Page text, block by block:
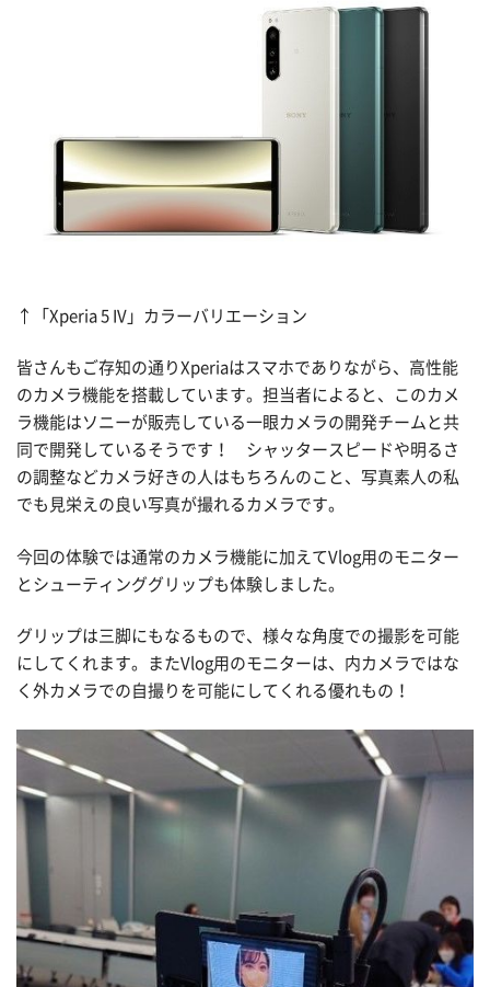
↑「Xperia 5 IV」カラーバリエーション
皆さんもご存知の通りXperiaはスマホでありながら、高性能
のカメラ機能を搭載しています。担当者によると、このカメ
ラ機能はソニーが販売している一眼カメラの開発チームと共
同で開発しているそうです！ シャッタースピードや明るさ
の調整などカメラ好きの人はもちろんのこと、写真素人の私
でも見栄えの良い写真が撮れるカメラです。
今回の体験では通常のカメラ機能に加えてVlog用のモニター
とシューティンググリップも体験しました。
グリップは三脚にもなるもので、様々な角度での撮影を可能
にしてくれます。またVlog用のモニターは、内カメラではな
く外カメラでの自撮りを可能にしてくれる優れもの！